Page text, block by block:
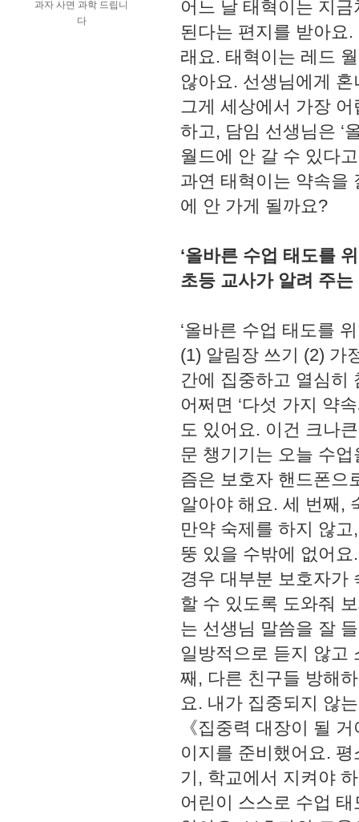
과자 사면 과학 드립니
다
어느 날 태혁이는 지
된다는 편지를 받아요
래요. 태혁이는 레드
않아요. 선생님에게
그게 세상에서 가장
하고, 담임 선생님은 ‘
월드에 안 갈 수 있다
과연 태혁이는 약속을
에 안 가게 될까요?
‘올바른 수업 태도를
초등 교사가 알려 주는
‘올바른 수업 태도를
(1) 알림장 쓰기 (2) 가
간에 집중하고 열심히
어쩌면 ‘다섯 가지 약
도 있어요. 이건 크나
문 챙기기는 오늘 수
즘은 보호자 핸드폰으
알아야 해요. 세 번째,
만약 숙제를 하지 않
뚱 있을 수밖에 없어
경우 대부분 보호자가
할 수 있도록 도와줘
는 선생님 말씀을 잘
일방적으로 듣지 않고
째, 다른 친구들 방해
요. 내가 집중되지 않
《집중력 대장이 될
이지를 준비했어요.
기, 학교에서 지켜야
어린이 스스로 수업